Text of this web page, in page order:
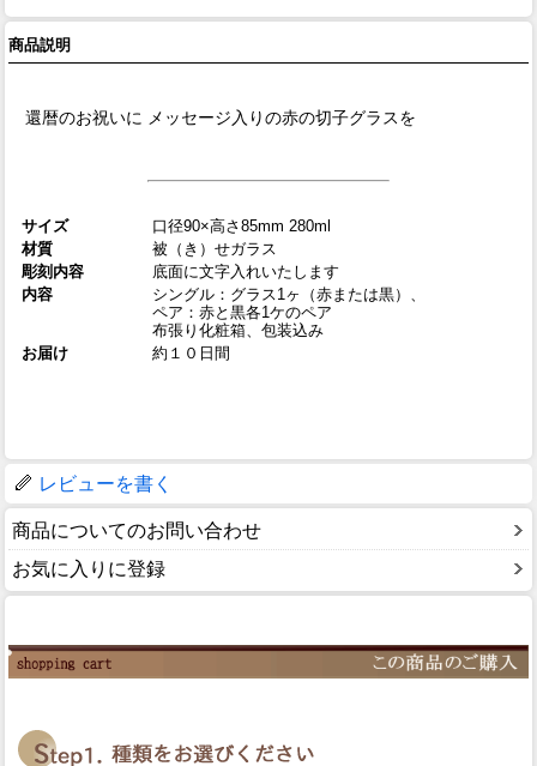
商品説明
還暦のお祝いに メッセージ入りの赤の切子グラスを
サイズ
口径90×高さ85mm 280ml
材質
被（き）せガラス
彫刻内容
底面に文字入れいたします
内容
シングル：グラス1ヶ（赤または黒）、
ペア：赤と黒各1ケのペア
布張り化粧箱、包装込み
お届け
約１０日間
レビューを書く
商品についてのお問い合わせ
お気に入りに登録